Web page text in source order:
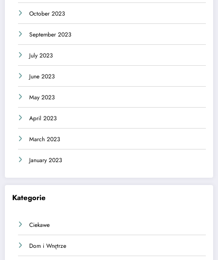
October 2023
September 2023
July 2023
June 2023
May 2023
April 2023
March 2023
January 2023
Kategorie
Ciekawe
Dom i Wnętrze